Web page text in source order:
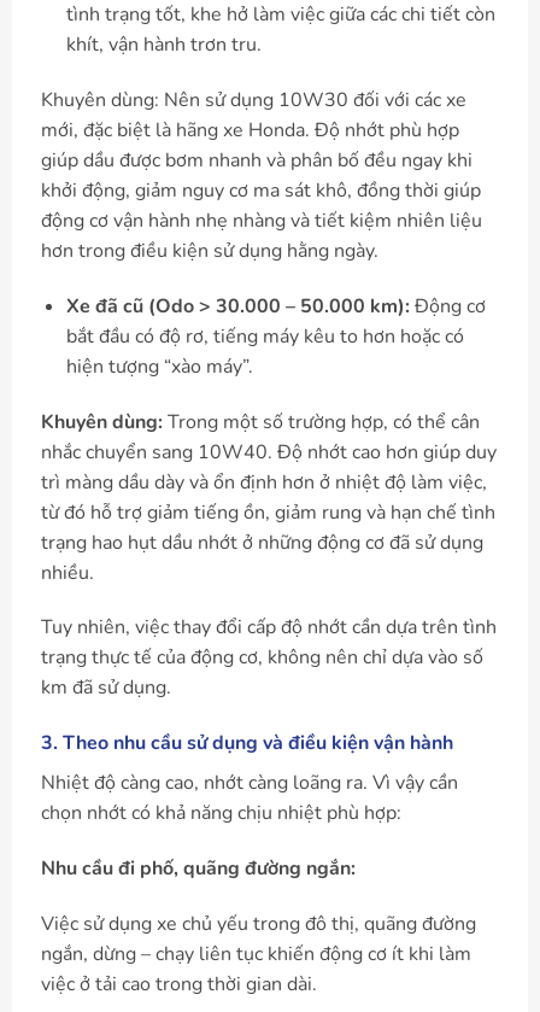
tình trạng tốt, khe hở làm việc giữa các chi tiết còn
khít, vận hành trơn tru.
Khuyên dùng: Nên sử dụng 10W30 đối với các xe
mới, đặc biệt là hãng xe Honda. Độ nhớt phù hợp
giúp dầu được bơm nhanh và phân bố đều ngay khi
khởi động, giảm nguy cơ ma sát khô, đồng thời giúp
động cơ vận hành nhẹ nhàng và tiết kiệm nhiên liệu
hơn trong điều kiện sử dụng hằng ngày.
Xe đã cũ (Odo > 30.000 – 50.000 km): Động cơ
bắt đầu có độ rơ, tiếng máy kêu to hơn hoặc có
hiện tượng “xào máy”.
Khuyên dùng: Trong một số trường hợp, có thể cân
nhắc chuyển sang 10W40. Độ nhớt cao hơn giúp duy
trì màng dầu dày và ổn định hơn ở nhiệt độ làm việc,
từ đó hỗ trợ giảm tiếng ồn, giảm rung và hạn chế tình
trạng hao hụt dầu nhớt ở những động cơ đã sử dụng
nhiều.
Tuy nhiên, việc thay đổi cấp độ nhớt cần dựa trên tình
trạng thực tế của động cơ, không nên chỉ dựa vào số
km đã sử dụng.
3. Theo nhu cầu sử dụng và điều kiện vận hành
Nhiệt độ càng cao, nhớt càng loãng ra. Vì vậy cần
chọn nhớt có khả năng chịu nhiệt phù hợp:
Nhu cầu đi phố, quãng đường ngắn:
Việc sử dụng xe chủ yếu trong đô thị, quãng đường
ngắn, dừng – chạy liên tục khiến động cơ ít khi làm
việc ở tải cao trong thời gian dài.